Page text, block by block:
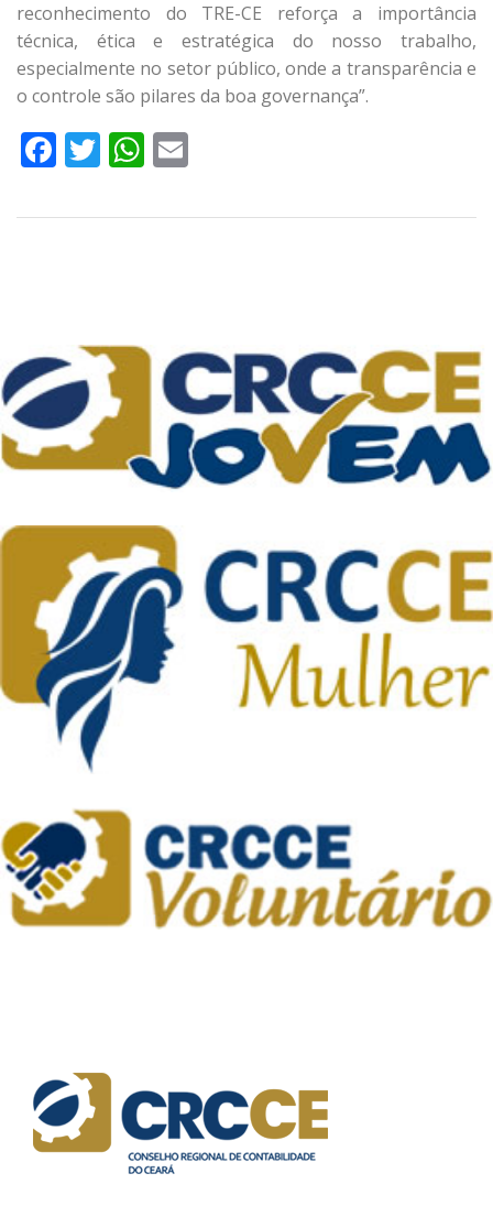
reconhecimento do TRE-CE reforça a importância
técnica, ética e estratégica do nosso trabalho,
especialmente no setor público, onde a transparência e
o controle são pilares da boa governança”.
Facebook
TwitterWhatsApp